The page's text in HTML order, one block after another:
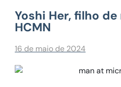
Yoshi Her, filho
HCMN
16 de maio de 2024